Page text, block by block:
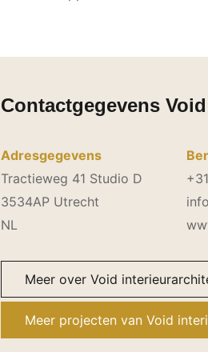
Contactgegevens
Adresgegevens
Tractieweg 41 Studio D
3534AP Utrecht
NL
Meer over Void
Meer projecten van Void